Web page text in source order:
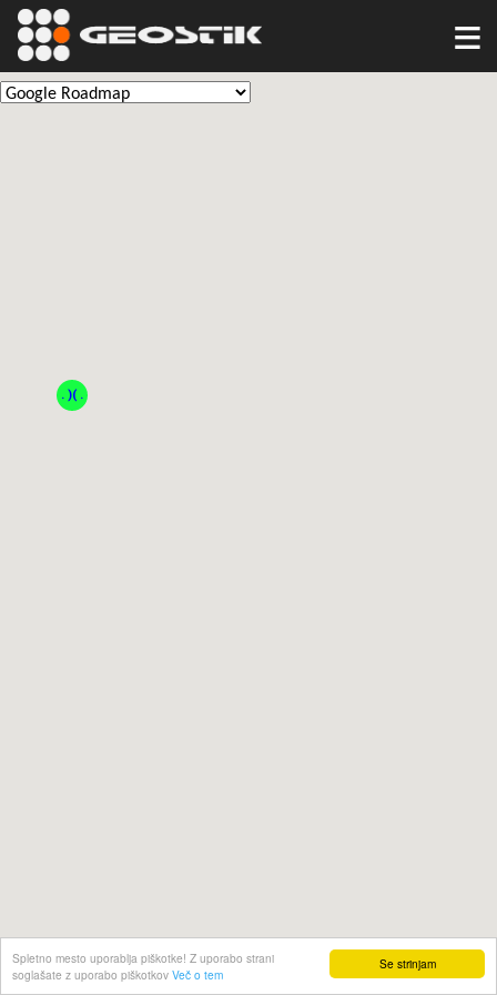
Se strinjam
Spletno mesto uporablja piškotke! Z uporabo strani
soglašate z uporabo piškotkov Več o tem
≡
. )( .